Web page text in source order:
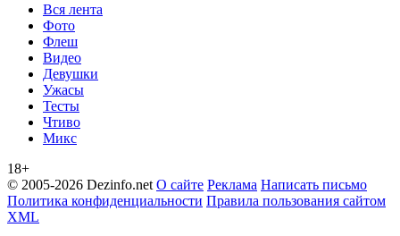
Вся лента
Фото
Флеш
Видео
Девушки
Ужасы
Тесты
Чтиво
Микс
18+
© 2005-2026 Dezinfo.net О сайте Реклама Написать письмо
Политика конфиденциальности Правила пользования сайтом
XML